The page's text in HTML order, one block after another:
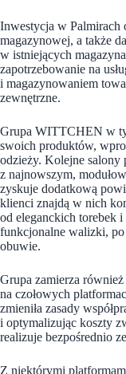
Inwestycja w Palmirach
magazynowej, a także
w istniejących
zapotrzebowanie na
i magazynowaniem
zewnętrzne.
Grupa WITTCHEN w
swoich produktów,
odzieży. Kolejne salony
z najnowszym,
zyskuje dodatkową
klienci znajdą w nich
od eleganckich torebek
funkcjonalne walizki,
obuwie.
Grupa zamierza
na czołowych
zmieniła zasady
i optymalizując koszty
realizuje bezpośrednio
Z niektórymi